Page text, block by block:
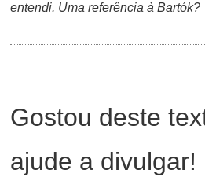
entendi. Uma referência à Bartók?
Gostou deste
ajude a divulgar!